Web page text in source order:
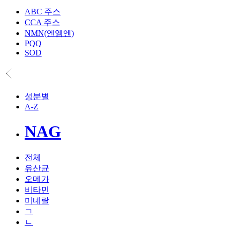
ABC 주스
CCA 주스
NMN(엔엠엔)
PQQ
SOD
성분별
A-Z
NAG
전체
유산균
오메가
비타민
미네랄
ㄱ
ㄴ